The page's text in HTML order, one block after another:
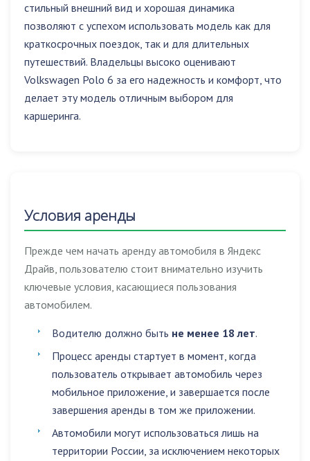
стильный внешний вид и хорошая динамика
позволяют с успехом использовать модель как для
краткосрочных поездок, так и для длительных
путешествий. Владельцы высоко оценивают
Volkswagen Polo 6 за его надежность и комфорт, что
делает эту модель отличным выбором для
каршеринга.
Условия аренды
Прежде чем начать аренду автомобиля в Яндекс
Драйв, пользователю стоит внимательно изучить
ключевые условия, касающиеся пользования
автомобилем.
Водителю должно быть не менее 18 лет.
Процесс аренды стартует в момент, когда
пользователь открывает автомобиль через
мобильное приложение, и завершается после
завершения аренды в том же приложении.
Автомобили могут использоватьсялишь на
территории России, за исключением некоторых